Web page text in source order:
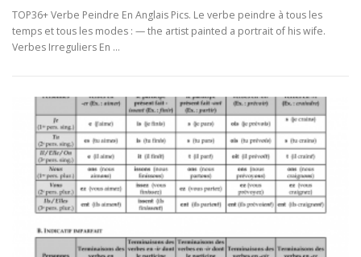
TOP36+ Verbe Peindre En Anglais Pics. Le verbe peindre à tous les
temps et tous les modes : — the artist painted a portrait of his wife.
Verbes Irreguliers En …